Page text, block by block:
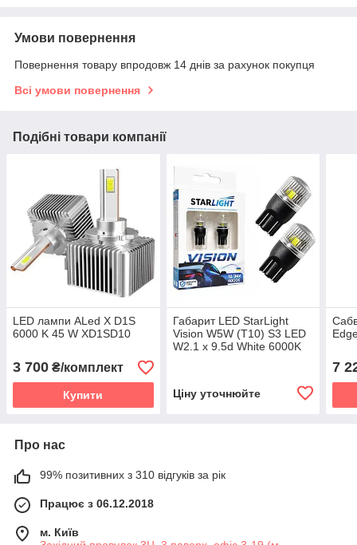
Умови повернення
Повернення товару впродовж 14 днів за рахунок покупця
Всі умови повернення
Подібні товари компанії
LED лампи ALed X D1S
6000 K 45 W XD1SD10
3 700 ₴/комплект
Купити
Габарит LED StarLight
Vision W5W (T10) S3 LED
W2.1 x 9.5d White 6000K
Ціну уточнюйте
7
Про нас
99% позитивних з 310 відгуків за рік
Працює з 06.12.2018
м. Київ